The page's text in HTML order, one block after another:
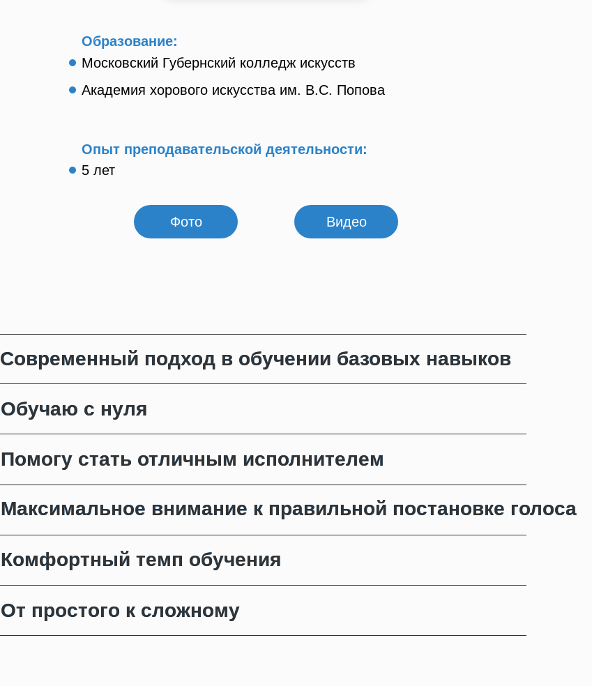
Фото Видео
Опыт преподавательской деятельности:
Образование:
5 лет
Академия хорового искусства им. В.С. Попова
Московский Губернский колледж искусств
От простого к сложному
От простого к сложному
Комфортный темп обучения
Комфортный темп обучения
Максимальное внимание к правильной постановке голоса
Максимальное внимание к правильной постановке голоса
Помогу стать отличным исполнителем
Помогу стать отличным исполнителем
Обучаю с нуля
Обучаю с нуля
Современный подход в обучении базовых навыков
Современный подход в обучении базовых навыков